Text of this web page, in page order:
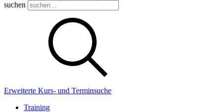
suchen
Erweiterte Kurs- und Terminsuche
Training